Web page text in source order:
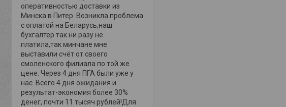
оперативностью доставки из
Минска в Питер. Возникла проблема
с оплатой на Беларусь,наш
бухгалтер так ни разу не
платила,так минчане мне
выставили счёт от своего
смоленского филиала по той же
цене. Через 4 дня ПГА были уже у
нас. Всего 4 дня ожидания и
результат-экономия более 30%
денег, почти 11 тысяч рублей!Для